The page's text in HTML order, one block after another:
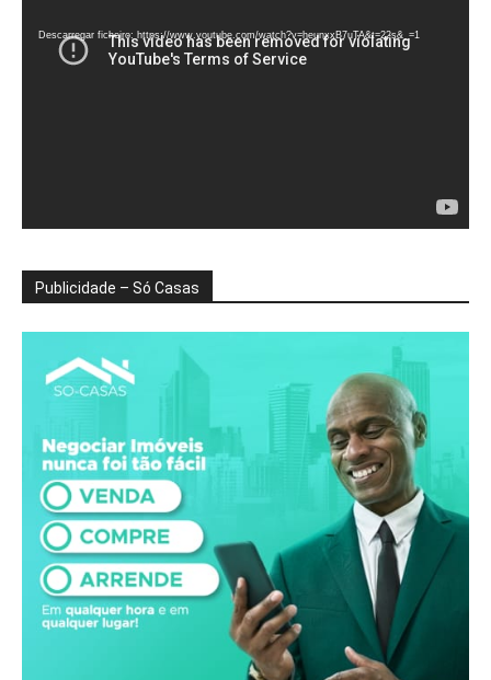
vídeo
Descarregar ficheiro: https://www.youtube.com/watch?v=heunxxB7uTA&t=22s&_=1
Publicidade – Só Casas